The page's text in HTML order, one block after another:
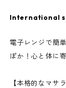
International
電子レンジで簡
ぽか！心と体に
【本格的なマサ